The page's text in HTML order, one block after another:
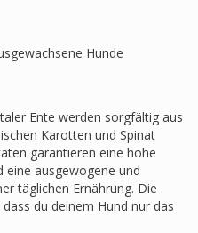
Hunde
Ente werden sorgfältig aus
Karotten und Spinat
garantieren eine hohe
eine ausgewogene und
täglichen Ernährung. Die
du deinem Hund nur das